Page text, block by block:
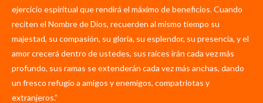
ejercicio espiritual que rendirá el máximo de beneficios. Cuando
reciten el Nombre de Dios, recuerden al mismo tiempo su
majestad, su compasión, su gloria, su esplendor, su presencia, y el
amor crecerá dentro de ustedes, sus raíces irán cada vez más
profundo, sus ramas se extenderán cada vez más anchas, dando
un fresco refugio a amigos y enemigos, compatriotas y
extranjeros.”